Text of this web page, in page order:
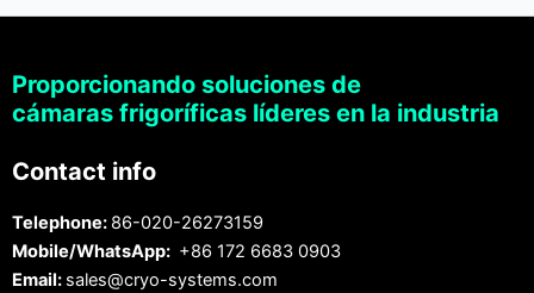
Proporcionando soluciones de
cámaras frigoríficas líderes en la industria
Contact info
Telephone: 86-020-26273159
Mobile/WhatsApp: +86 172 6683 0903
Email: sales@cryo-systems.com